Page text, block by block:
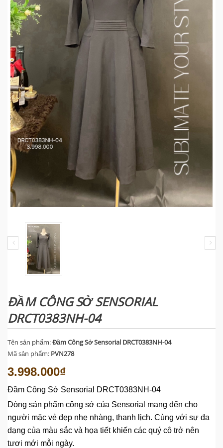
ĐẦM CÔNG SỞ SENSORIAL
DRCT0383NH-04
Tên sản phẩm:Đầm Công Sở Sensorial DRCT0383NH-04
Mã sản phẩm: PVN278
3.998.000₫
Đầm Công Sở Sensorial DRCT0383NH-04
Dòng sản phẩm công sở của Sensorial mang đến cho
người mặc vẻ đẹp nhẹ nhàng, thanh lịch. Cùng với sự đa
dạng của màu sắc và họa tiết khiến các quý cô trở nên
tươi mới mỗi ngày.